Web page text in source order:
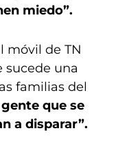
miedo”.
móvil de TN
sucede una
familias del
que se
a disparar”.